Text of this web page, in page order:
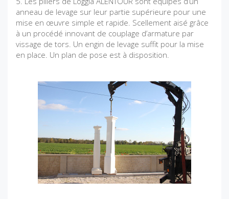
anneau de levage sur leur partie supérieure pour une
mise en œuvre simple et rapide. Scellement aisé grâce
à un procédé innovant de couplage d’armature par
vissage de tors. Un engin de levage suffit pour la mise
en place. Un plan de pose est à disposition.